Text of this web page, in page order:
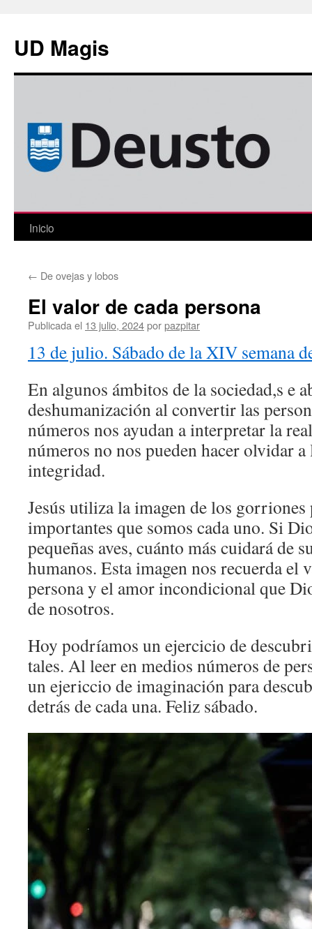
contenido
UD Magis
Inicio
← De ovejas y lobos
El valor de cada persona
Publicada el 13 julio, 2024porpazpitar
13 de julio. Sábado de la XIV semana
En algunos ámbitos de la sociedad,s e
deshumanización al convertir las
números nos ayudan a interpretar la
números no nos pueden hacer olvidar a
integridad.
Jesús utiliza la imagen de los
importantes que somos cada uno. Si
pequeñas aves, cuánto más cuidará de
humanos. Esta imagen nos recuerda el
persona y el amor incondicional que
de nosotros.
Hoy podríamos un ejercicio de
tales. Al leer en medios números de
un ejericcio de imaginación para
detrás de cada una. Feliz sábado.